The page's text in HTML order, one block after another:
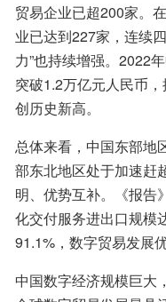
贸易企业已超200家。
业已达到227家，连续
力”也持续增强。2022
突破1.2万亿元人民币
创历史新高。
总体来看，中国东部地
部东北地区处于加速赶
明、优势互补。《报告
化交付服务进出口规模
91.1%，数字贸易发展
中国数字经济规模巨大